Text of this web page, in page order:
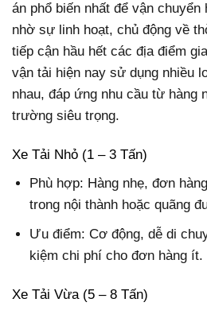
án phổ biến nhất để vận chuyển
nhờ sự linh hoạt, chủ động về
tiếp cận hầu hết các địa điểm
vận tải hiện nay sử dụng nhiều
nhau, đáp ứng nhu cầu từ hàng
trường siêu trọng.
Xe Tải Nhỏ (1 – 3 Tấn)
Phù hợp: Hàng nhẹ, đơn
trong nội thành hoặc quãng
Ưu điểm: Cơ động, dễ di
kiệm chi phí cho đơn hàng ít.
Xe Tải Vừa (5 – 8 Tấn)